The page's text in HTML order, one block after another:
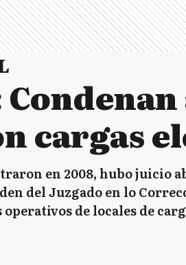
cargas
en 2008, hubo juicio
del Juzgado en lo
de locales de